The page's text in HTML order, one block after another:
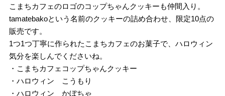
こまちカフェのロゴのコップちゃんクッキーも仲間入り。
tamatebakoという名前のクッキーの詰め合わせ、限定10点の
販売です。
1つ1つ丁寧に作られたこまちカフェのお菓子で、ハロウィン
気分を楽しんでくださいね。
・こまちカフェコップちゃんクッキー
・ハロウィン こうもり
・ハロウィン かぼちゃ